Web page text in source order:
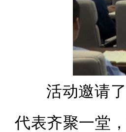
活动邀请
代表齐聚一堂